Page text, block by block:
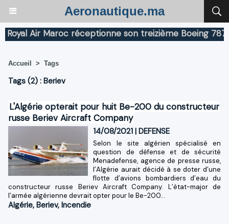
Aeronautique.ma
Air Maroc réceptionne son treizième Boeing 787
Accueil > Tags
Tags (2) : Beriev
L'Algérie opterait pour huit Be-200 du constructeur
russe Beriev Aircraft Company
14/08/2021 |DEFENSE
Selon le site algérien spécialisé en
question de défense et de sécurité
Menadefense, agence de presse russe,
l’Algérie aurait décidé à se doter d’une
flotte d’avions bombardiers d’eau du
constructeur russe Beriev Aircraft Company. L’état-major de
l’armée algérienne devrait opter pour le Be-200...
Algérie, Beriev, Incendie